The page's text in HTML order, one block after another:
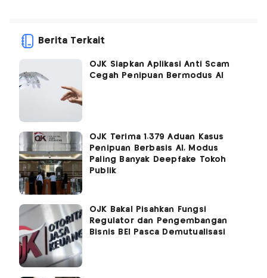
Berita Terkait
OJK Siapkan Aplikasi Anti Scam
Cegah Penipuan Bermodus AI
OJK Terima 1.379 Aduan Kasus
Penipuan Berbasis AI, Modus
Paling Banyak Deepfake Tokoh
Publik
OJK Bakal Pisahkan Fungsi
Regulator dan Pengembangan
Bisnis BEI Pasca Demutualisasi